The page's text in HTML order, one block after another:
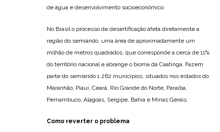
de água e desenvolvimento socioeconômico.
No Brasil o processo de desertificação afeta diretamente a
região do semiárido, uma área de aproximadamente um
milhão de metros quadrados, que corresponde a cerca de 11%
do território nacional e abrange o bioma da Caatinga. Fazem
parte do semiárido 1.262 municípios, situados nos estados do
Maranhão, Piauí, Ceará, Rio Grande do Norte, Paraíba,
Pernambuco, Alagoas, Sergipe, Bahia e Minas Gerais.
Como reverter o problema